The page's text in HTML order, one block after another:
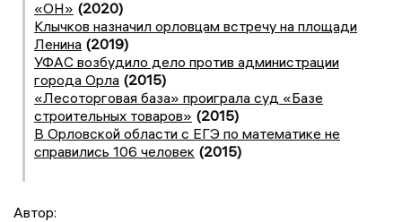
«ОН» (2020)
Клычков назначил орловцам встречу на площади
Ленина (2019)
УФАС возбудило дело против администрации
города Орла (2015)
«Лесоторговая база» проиграла суд «Базе
строительных товаров» (2015)
В Орловской области с ЕГЭ по математике не
справились 106 человек (2015)
Автор: